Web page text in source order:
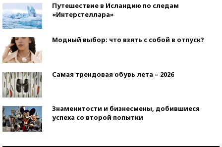
Путешествие в Исландию по следам
«Интерстеллара»
Модный выбор: что взять с собой в отпуск?
Самая трендовая обувь лета – 2026
Знаменитости и бизнесмены, добившиеся
успеха со второй попытки